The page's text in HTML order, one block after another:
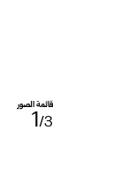
قائمة الصور
1/3